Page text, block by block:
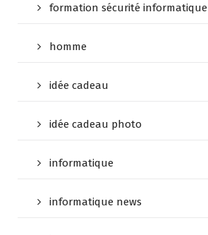
formation sécurité informatique
homme
idée cadeau
idée cadeau photo
informatique
informatique news